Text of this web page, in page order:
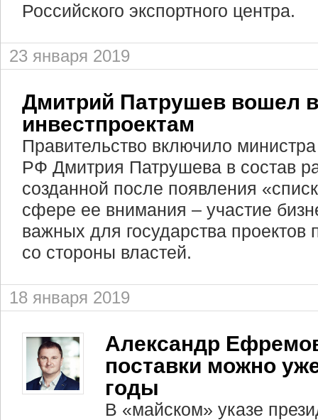
Российского экспортного центра.
23 января 2019
Дмитрий Патрушев вошел
инвестпроектам
Правительство включило министра
РФ Дмитрия Патрушева в состав
созданной после появления
сфере ее внимания – участие
важных для государства
со стороны властей.
18 января 2019
Александр
поставки можно
годы
В «майском» указе